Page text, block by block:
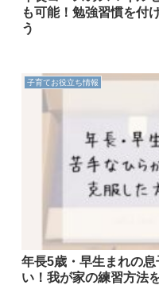
も可能！勉強習慣を付
う
子育てお役立ち情報
年長5歳・早生まれの
い！我が家の練習方法